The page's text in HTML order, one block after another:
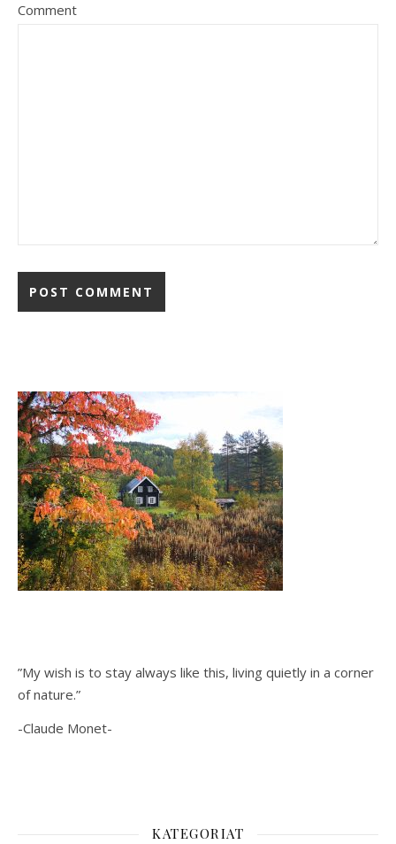
Comment
”My wish is to stay always like this, living quietly in a corner
of nature.”
-Claude Monet-
KATEGORIAT